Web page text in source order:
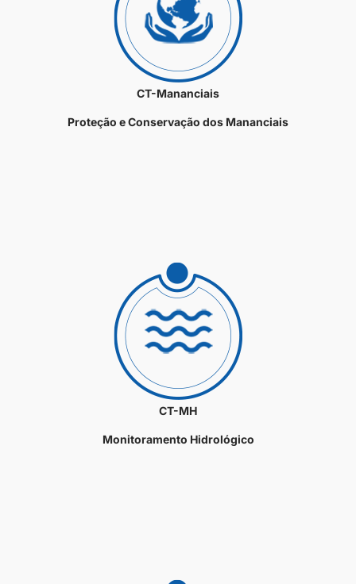
CT-Mananciais
Proteção e Conservação dos Mananciais
CT-MH
Monitoramento Hidrológico